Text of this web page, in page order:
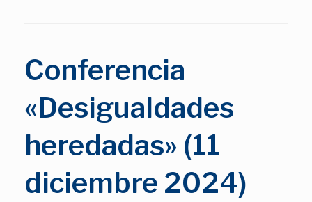
Conferencia
«Desigualdades
heredadas» (11
diciembre 2024)